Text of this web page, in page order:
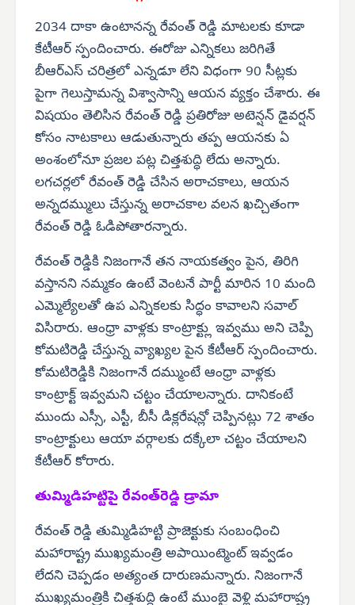
2034 దాకా ఉంటానన్న రేవంత్ రెడ్డి మాటలకు కూడా
కేటీఆర్ స్పందించారు. ఈరోజు ఎన్నికలు జరిగితే
బీఆర్‌ఎస్ చరిత్రలో ఎన్నడూ లేని విధంగా 90 సీట్లకు
పైగా గెలుస్తామన్న విశ్వాసాన్ని ఆయన వ్యక్తం చేశారు. ఈ
విషయం తెలిసిన రేవంత్ రెడ్డి ప్రతిరోజు అటెన్షన్ డైవర్షన్
కోసం నాటకాలు ఆడుతున్నారు తప్ప ఆయనకు ఏ
అంశంలోనూ ప్రజల పట్ల చిత్తశుద్ధి లేదు అన్నారు.
లగచర్లలో రేవంత్ రెడ్డి చేసిన అరాచకాలు, ఆయన
అన్నదమ్ములు చేస్తున్న అరాచకాల వలన ఖచ్చితంగా
రేవంత్ రెడ్డి ఓడిపోతారన్నారు.
రేవంత్ రెడ్డికి నిజంగానే తన నాయకత్వం పైన, తిరిగి
వస్తానని నమ్మకం ఉంటే వెంటనే పార్టీ మారిన 10 మంది
ఎమ్మెల్యేలతో ఉప ఎన్నికలకు సిద్ధం కావాలని సవాల్
విసిరారు. ఆంధ్రా వాళ్లకు కాంట్రాక్ట్లు ఇవ్వము అని చెప్పి
కోమటిరెడ్డి చేస్తున్న వ్యాఖ్యల పైన కేటీఆర్ స్పందించారు.
కోమటిరెడ్డికి నిజంగానే దమ్ముంటే ఆంధ్రా వాళ్లకు
కాంట్రాక్ట్ ఇవ్వమని చట్టం చేయాలన్నారు. దానికంటే
ముందు ఎస్సీ, ఎస్టీ, బీసీ డిక్లరేషన్లో చెప్పినట్లు 72 శాతం
కాంట్రాక్టులు ఆయా వర్గాలకు దక్కేలా చట్టం చేయాలని
కేటీఆర్ కోరారు.
తుమ్మిడిహట్టిపై రేవంత్‌రెడ్డి డ్రామా
రేవంత్ రెడ్డి తుమ్మిడిహట్టి ప్రాజెక్టుకు సంబంధించి
మహారాష్ట్ర ముఖ్యమంత్రి అపాయింట్మెంట్ ఇవ్వడం
లేదని చెప్పడం అత్యంత దారుణమన్నారు. నిజంగానే
ముఖ్యమంత్రికి చిత్తశుద్ధి ఉంటే ముంబై వెళ్లి మహారాష్ట్ర